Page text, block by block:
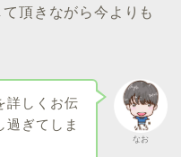
頂きながら今よりも
なお
詳しくお伝
過ぎてしま